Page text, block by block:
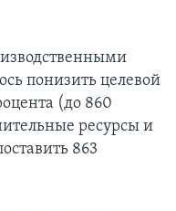
понизить целевой
(до 860
ресурсы и
863